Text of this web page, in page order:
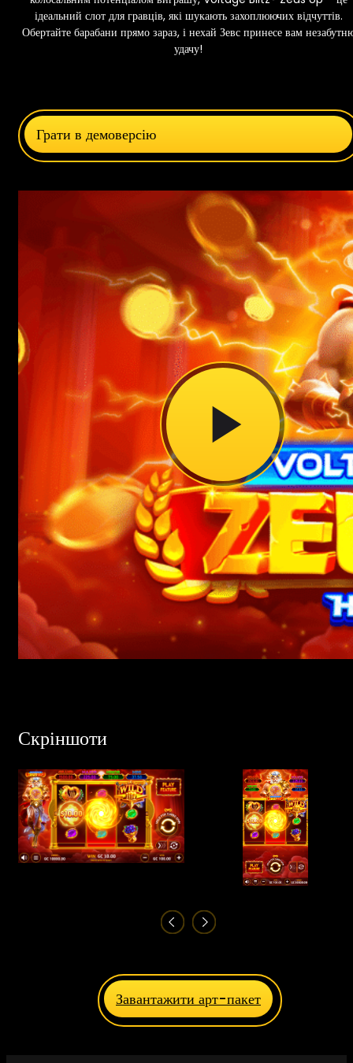
ідеальний слот для гравців, які шукають захоплюючих відчуттів.
Обертайте барабани прямо зараз, і нехай Зевс принесе вам
удачу!
Грати в демоверсію
Скріншоти
Завантажити арт-пакет